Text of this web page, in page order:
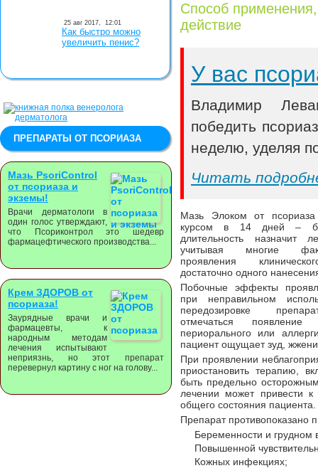
Способ
действие
У вас
Владимир
победить
неделю, уделяя
Читать
Мазь Элоком от псориаза
курсом в 14 дней –
длительность назначит
учитывая многие
проявления
достаточно одного
Побочные эффекты
при неправильном
передозировке
отмечаться появление
периорального или
пациент ощущает зуд,
При проявлении
приостановить терапию,
быть предельно
лечении может привести
общего состояния пациента.
Препарат противопоказано
Беременности и грудном
Повышенной
Кожных инфекциях;
25 авг 2017, 12:01
Как быстро можно
увеличить пенис?
ПРЕПАРАТЫ ОТ ПСОРИАЗА
Мазь PsoriСontrol
от псориаза и
экземы!
Врачи дерматологи в
один голос утверждают,
что Псориконтрол это шедевр
фармацефтического производства...
Крем ЗДОРОВ от
псориаза!
Заурядные врачи и
фармацевты, к
народным методам
лечения испытывают
неприязнь, но этот препарат
перевернул картину с ног на голову...